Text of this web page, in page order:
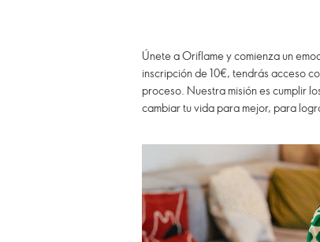
Únete a Oriflame y comienza un
inscripción de 10€, tendrás acceso
proceso. Nuestra misión es cumplir
cambiar tu vida para mejor, para